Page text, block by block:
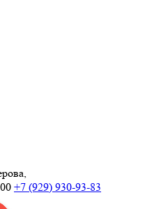
+7 (929) 930-93-83